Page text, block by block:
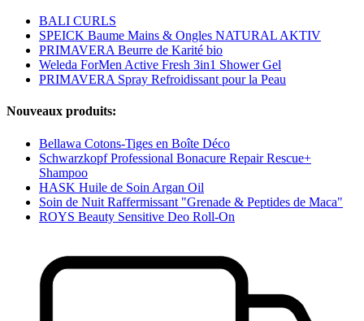
BALI CURLS
SPEICK Baume Mains & Ongles NATURAL AKTIV
PRIMAVERA Beurre de Karité bio
Weleda ForMen Active Fresh 3in1 Shower Gel
PRIMAVERA Spray Refroidissant pour la Peau
Nouveaux produits:
Bellawa Cotons-Tiges en Boîte Déco
Schwarzkopf Professional Bonacure Repair Rescue+
Shampoo
HASK Huile de Soin Argan Oil
Soin de Nuit Raffermissant "Grenade & Peptides de Maca"
ROYS Beauty Sensitive Deo Roll-On